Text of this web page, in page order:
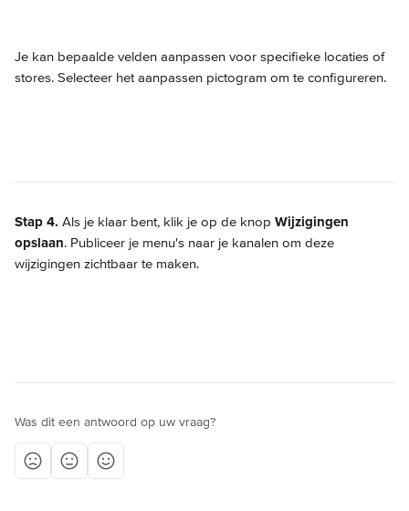
Je kan bepaalde velden aanpassen voor specifieke locaties of
stores. Selecteer het aanpassen pictogram om te configureren.
Stap 4. Als je klaar bent, klik je op de knop Wijzigingen
opslaan. Publiceer je menu's naar je kanalen om deze
wijzigingen zichtbaar te maken.
Was dit een antwoord op uw vraag?